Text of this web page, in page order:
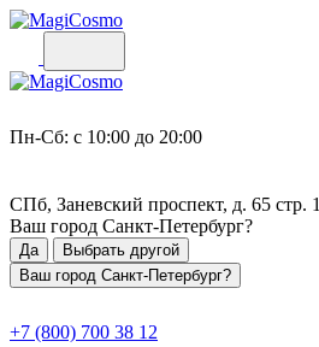
Пн-Сб: с 10:00 до 20:00
СПб, Заневский проспект, д. 65 стр. 1
Ваш город Санкт-Петербург?
Да
Выбрать другой
Ваш город Санкт-Петербург?
+7 (800) 700 38 12